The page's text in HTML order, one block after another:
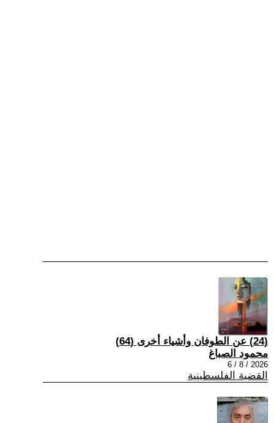
(24) عن الطوفان وأشياء أخرى (64)
محمود الصباغ
2026 / 8 / 6
القضية الفلسطينية